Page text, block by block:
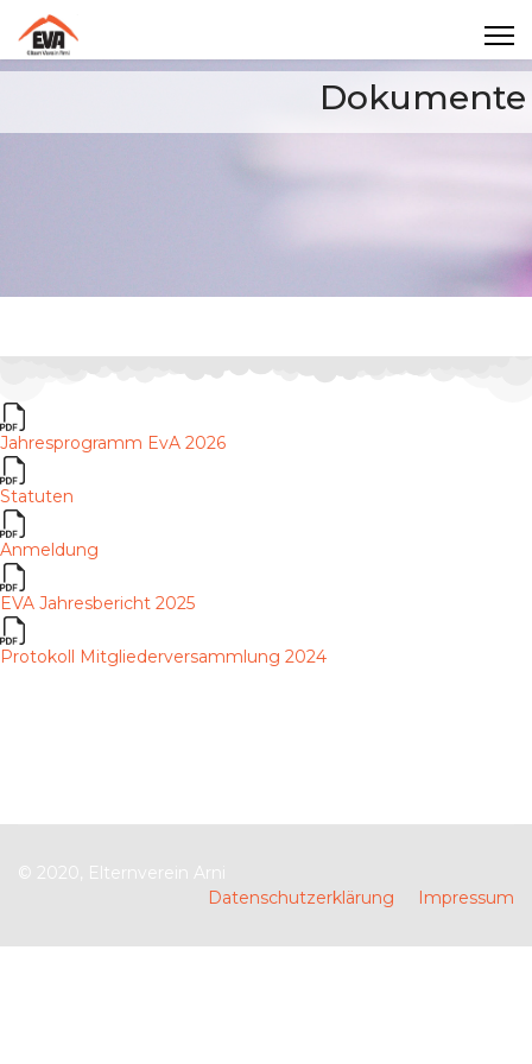
Dokumente
Jahresprogramm EvA 2026
Statuten
Anmeldung
EVA Jahresbericht 2025
Protokoll Mitgliederversammlung 2024
© 2020, Elternverein Arni
Datenschutzerklärung
Impressum